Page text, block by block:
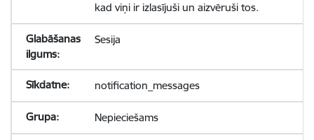
kad viņi ir izlasījuši un aizvēruši tos.
Sesija
notification_messages
Nepieciešams